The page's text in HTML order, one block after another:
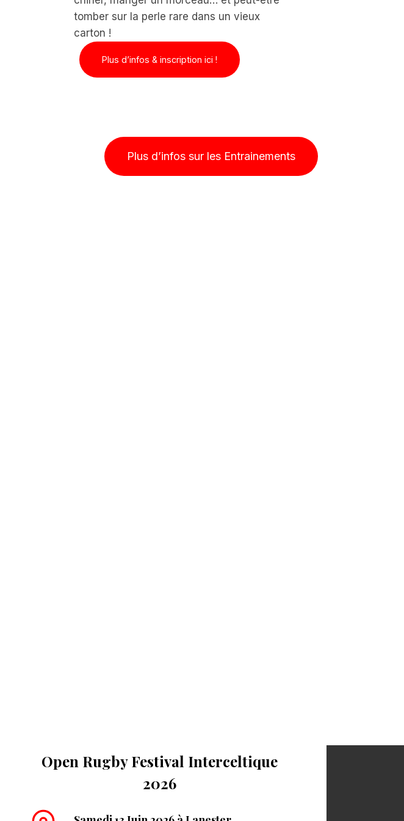
tomber sur la perle rare dans un vieux
carton !
Plus d’infos & inscription ici !
Plus d’infos sur les Entrainements
Open Rugby Festival Interceltique
2026